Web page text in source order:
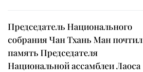
Председатель Национального
собрания Чан Тхань Ман почтил
память Председателя
Национальной ассамблеи Лаоса